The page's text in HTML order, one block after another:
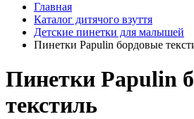
Главная
Каталог дитячого взуття
Детские пинетки для малышей
Пинетки Papulin бордовые
Пинетки Papulin
текстиль